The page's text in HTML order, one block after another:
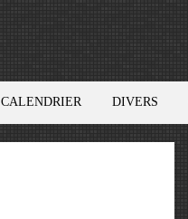
CALENDRIER DIVERS